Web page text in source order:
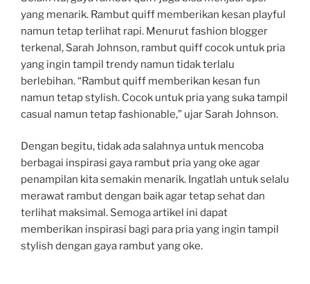
yang menarik. Rambut quiff memberikan kesan playful
namun tetap terlihat rapi. Menurut fashion blogger
terkenal, Sarah Johnson, rambut quiff cocok untuk pria
yang ingin tampil trendy namun tidak terlalu
berlebihan. “Rambut quiff memberikan kesan fun
namun tetap stylish. Cocok untuk pria yang suka tampil
casual namun tetap fashionable,” ujar Sarah Johnson.
Dengan begitu, tidak ada salahnya untuk mencoba
berbagai inspirasi gaya rambut pria yang oke agar
penampilan kita semakin menarik. Ingatlah untuk selalu
merawat rambut dengan baik agar tetap sehat dan
terlihat maksimal. Semoga artikel ini dapat
memberikan inspirasi bagi para pria yang ingin tampil
stylish dengan gaya rambut yang oke.